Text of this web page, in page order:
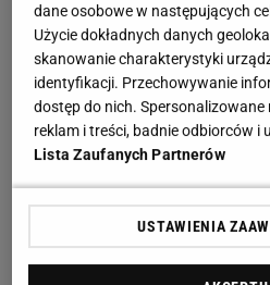
dane osobowe w następujących
Użycie dokładnych danych
skanowanie charakterystyki
identyfikacji. Przechowywanie
dostęp do nich. Spersonalizowane
reklam i treści, badnie odbiorców i
Lista Zaufanych Partnerów
USTAWIENIA